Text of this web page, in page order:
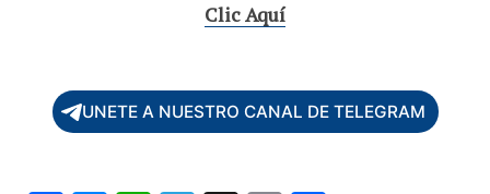
Clic Aquí
UNETE A NUESTRO CANAL DE TELEGRAM